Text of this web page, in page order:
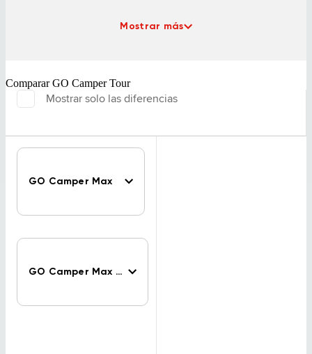
Mostrar más
Comparar GO Camper Tour
Mostrar solo las diferencias
GO Camper Max
GO Camper Max PP